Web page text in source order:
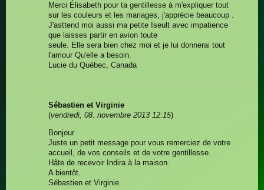
Merci Élisabeth pour ta gentillesse à m'expliquer tout
sur les couleurs et les mariages, j'apprécie beaucoup .
J'asttend moi aussi ma petite Iseult avec impatience
que laisses partir en avion toute
seule. Elle sera bien chez moi et je lui donnerai tout
l'amour Qu'elle a besoin.
Lucie du Québec, Canada
Sébastien et Virginie
(vendredi, 08. novembre 2013 12:15)
Bonjour
Juste un petit message pour vous remerciez de votre
accueil, de vos conseils et de votre gentillesse.
Hâte de recevoir Indira à la maison.
A bientôt.
Sébastien et Virginie